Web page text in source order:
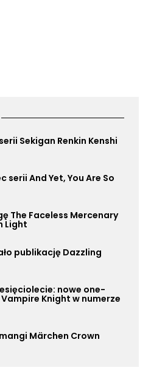
Sekigan Renkin Kenshi
And Yet, You Are So
The Faceless Mercenary
Light
publikację Dazzling
nowe one-
Knight w numerze
Märchen Crown